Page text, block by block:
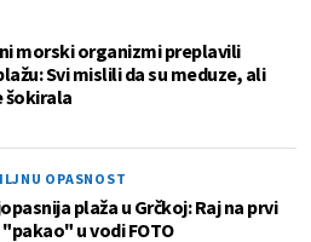
morski organizmi preplavili
Svi mislili da su meduze, ali
šokirala
OPASNOST
plaža u Grčkoj: Raj na prvi
u vodi FOTO